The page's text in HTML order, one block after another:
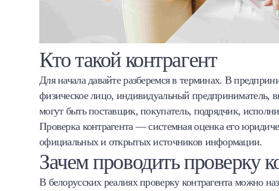
Кто такой контрагент
Для начала давайте разберемся в терминах. В
физическое лицо, индивидуальный предприниматель,
могут быть поставщик, покупатель, подрядчик,
Проверка контрагента — системная оценка его
официальных и открытых источников информации.
Зачем проводить проверку
В белорусских реалиях проверку контрагента можно